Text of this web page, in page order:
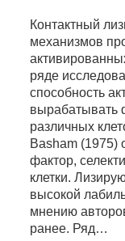
Контактный
механизмов
ряде
способность
вырабатывать
различных
Basham (1975)
фактор,
клетки.
высокой
мнению
ранее. Ряд…